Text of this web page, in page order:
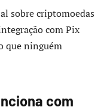
sobre criptomoedas
com Pix
que ninguém
com